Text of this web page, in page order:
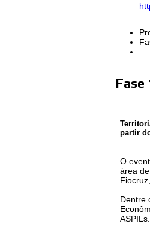
Fase
partir
O
área
Dentre
ASPILs.